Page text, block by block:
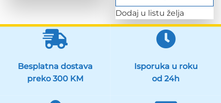
Dodaj u listu želja
Besplatna dostava
preko 300 KM
Isporuka u roku
od 24h